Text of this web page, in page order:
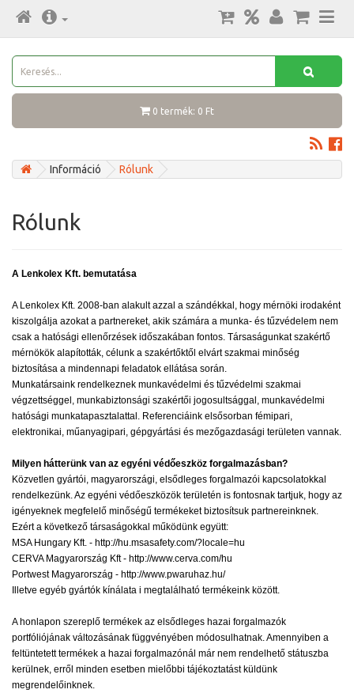
0 termék: 0 Ft
Információ Rólunk
Rólunk
A Lenkolex Kft. bemutatása
A Lenkolex Kft. 2008-ban alakult azzal a szándékkal, hogy mérnöki irodaként
kiszolgálja azokat a partnereket, akik számára a munka- és tűzvédelem nem
csak a hatósági ellenőrzések időszakában fontos. Társaságunkat szakértő
mérnökök alapították, célunk a szakértőktől elvárt szakmai minőség
biztosítása a mindennapi feladatok ellátása során.
Munkatársaink rendelkeznek munkavédelmi és tűzvédelmi szakmai
végzettséggel, munkabiztonsági szakértői jogosultsággal, munkavédelmi
hatósági munkatapasztalattal. Referenciáink elsősorban fémipari,
elektronikai, műanyagipari, gépgyártási és mezőgazdasági területen vannak.
Milyen hátterünk van az egyéni védőeszköz forgalmazásban?
Közvetlen gyártói, magyarországi, elsődleges forgalmazói kapcsolatokkal
rendelkezünk. Az egyéni védőeszközök területén is fontosnak tartjuk, hogy az
igényeknek megfelelő minőségű termékeket biztosítsuk partnereinknek.
Ezért a következő társaságokkal működünk együtt:
MSA Hungary Kft. - http://hu.msasafety.com/?locale=hu
CERVA Magyarország Kft - http://www.cerva.com/hu
Portwest Magyarország - http://www.pwaruhaz.hu/
Illetve egyéb gyártók kínálata i megtalálható termékeink között.
A honlapon szereplő termékek az elsődleges hazai forgalmazók
portfóliójának változásának függvényében módosulhatnak. Amennyiben a
feltüntetett termékek a hazai forgalmazónál már nem rendelhető státuszba
kerülnek, erről minden esetben mielőbbi tájékoztatást küldünk
megrendelőinknek.